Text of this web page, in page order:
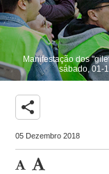
Manifestação dos
sábado, 01-
share
05 Dezembro 2018